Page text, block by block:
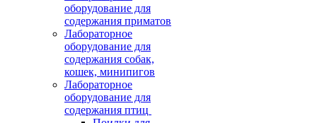
оборудование для
содержания приматов
Лабораторное
оборудование для
содержания собак,
кошек, минипигов
Лабораторное
оборудование для
содержания птиц